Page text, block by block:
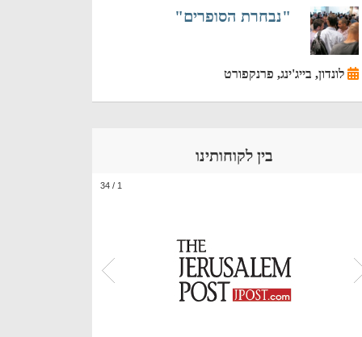
"נבחרת הסופרים"
לונדון, בייג'ינג, פרנקפורט
בין לקוחותינו
1
/
34